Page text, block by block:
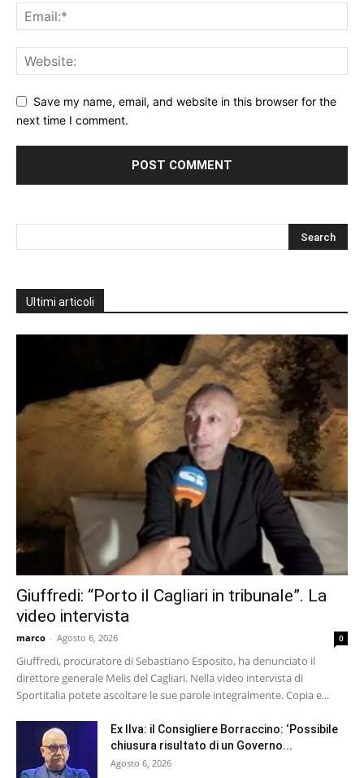
Save my name, email, and website in this browser for the
next time I comment.
Ultimi articoli
Giuffredi: “Porto il Cagliari in tribunale”. La
video intervista
marco - Agosto 6, 2026 0
Giuffredi, procuratore di Sebastiano Esposito, ha denunciato il
direttore generale Melis del Cagliari. Nella video intervista di
Sportitalia potete ascoltare le sue parole integralmente. Copia e...
Ex Ilva: il Consigliere Borraccino: ‘Possibile
chiusura risultato di un Governo...
Agosto 6, 2026